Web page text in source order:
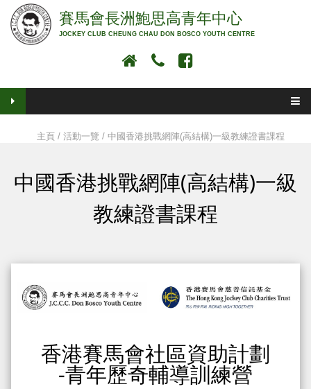
賽馬會長洲鮑思高青年中心
JOCKEY CLUB CHEUNG CHAU DON BOSCO YOUTH CENTRE
主頁 / 活動一覽 / 中國香港挑戰網陣(高結構)一級教練證書課程
中國香港挑戰網陣(高結構)一級
教練證書課程
香港賽馬會社區資助計劃
-青年歷奇輔導訓練營